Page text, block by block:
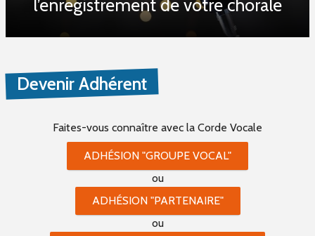
l’enregistrement de votre chorale
Devenir Adhérent
Faites-vous connaître avec la Corde Vocale
ADHÉSION "GROUPE VOCAL"
ou
ADHÉSION "PARTENAIRE"
ou